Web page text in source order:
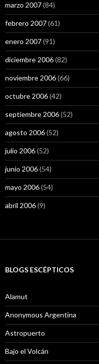
marzo 2007(84)
febrero 2007(61)
enero 2007(91)
diciembre 2006(82)
noviembre 2006(66)
octubre 2006(42)
septiembre 2006(52)
agosto 2006(52)
julio 2006(52)
junio 2006(54)
mayo 2006(54)
abril 2006(9)
BLOGS ESCÉPTICOS
Alamut
Anonymous Argentina
Astropuerto
Bajo el Volcán